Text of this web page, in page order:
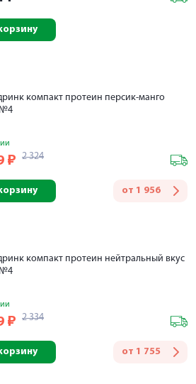
компакт протеин персик-манго
₽ 2 324
от 1 956
компакт протеин нейтральный вкус
₽ 2 334
от 1 755